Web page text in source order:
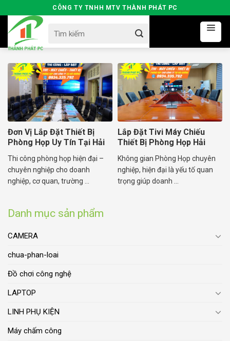
to
content
CÔNG TY TNHH MTV THÀNH PHÁT PC
for:
Danh mục sản phẩm
CAMERA
chua-phan-loai
Đồ chơi công nghệ
LAPTOP
LINH PHỤ KIỆN
Máy chấm công
Đơn Vị Lắp Đặt Thiết Bị
Phòng Họp Uy Tín Tại Hải
Thi công phòng họp hiện đại –
chuyên nghiệp cho doanh
nghiệp, cơ quan, trường ...
Lắp Đặt Tivi Máy Chiếu
Thiết Bị Phòng Họp Hải
Không gian Phòng Họp chuyên
nghiệp, hiện đại là yếu tố quan
trọng giúp doanh ...